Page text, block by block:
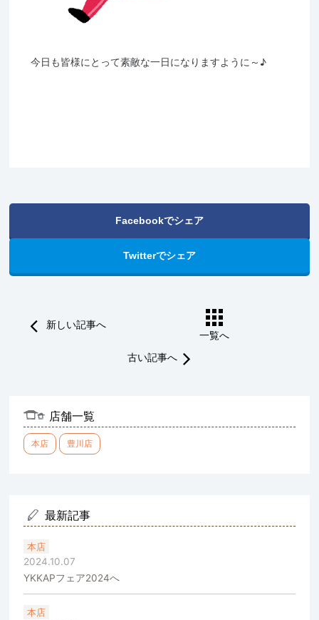
今日も皆様にとって素敵な一日になりますように～♪
Facebookでシェア
Twitterでシェア
新しい記事へ
一覧へ
古い記事へ
店舗一覧
本店 豊川店
最新記事
本店
2024.10.07
YKKAPフェア2024へ
本店